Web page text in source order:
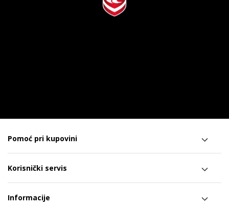
Pomoć pri kupovini
Korisnički servis
Informacije